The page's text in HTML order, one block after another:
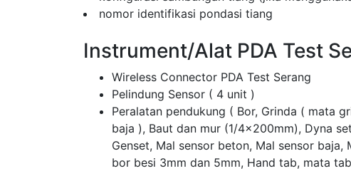
nomor identifikasi pondasi tiang
Instrument/Alat PDA Test
Wireless Connector PDA Test Serang
Pelindung Sensor ( 4 unit )
Peralatan pendukung ( Bor, Grinda ( mata
baja ), Baut dan mur (1/4x200mm), Dyna
Genset, Mal sensor beton, Mal sensor
bor besi 3mm dan 5mm, Hand tab, mata